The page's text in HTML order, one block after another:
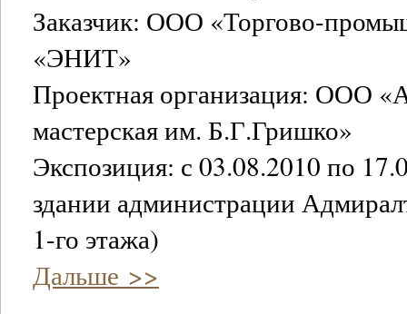
Заказчик: ООО «Торгово-
«ЭНИТ»
Проектная организация: ООО
мастерская им. Б.Г.Гришко»
Экспозиция: с 03.08.2010 по
здании администрации
1-го этажа)
Дальше >>